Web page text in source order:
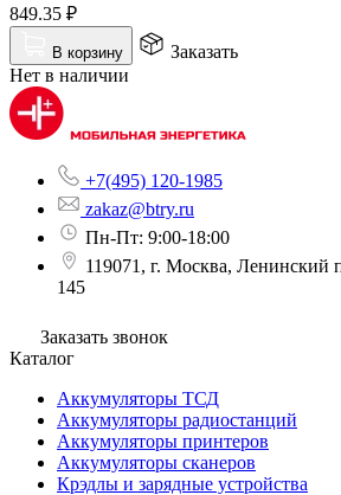
849.35 ₽
В корзину
Заказать
Нет в наличии
+7(495) 120-1985
zakaz@btry.ru
Пн-Пт: 9:00-18:00
119071, г. Москва, Ленинский
145
Заказать звонок
Каталог
Аккумуляторы ТСД
Аккумуляторы радиостанций
Аккумуляторы принтеров
Аккумуляторы сканеров
Крэдлы и зарядные устройства